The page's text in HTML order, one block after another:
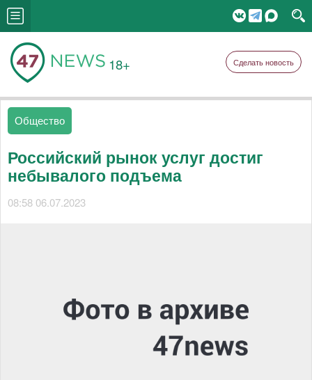
18+ Сделать новость
Общество
Российский рынок услуг достиг
небывалого подъема
08:58 06.07.2023